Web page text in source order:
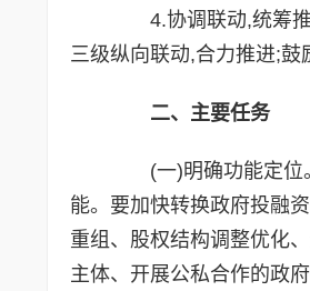
4.协调联动,统筹推
三级纵向联动,合力推进;鼓
二、主要任务
(一)明确功能定位。
能。要加快转换政府投融
重组、股权结构调整优化
主体、开展公私合作的政